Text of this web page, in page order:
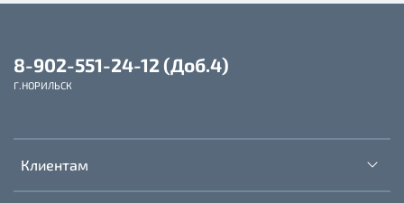
Клиентам
8-902-551-24-12 (Доб.4)
Г.НОРИЛЬСК